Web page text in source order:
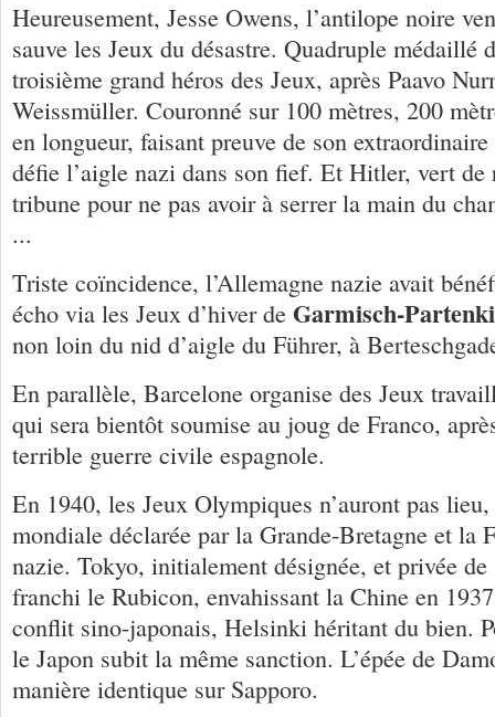
Heureusement, Jesse Owens, l’antilope noire
sauve les Jeux du désastre. Quadruple médaillé
troisième grand héros des Jeux, après Paavo
Weissmüller. Couronné sur 100 mètres, 200
en longueur, faisant preuve de son
défie l’aigle nazi dans son fief. Et Hitler, vert de
tribune pour ne pas avoir à serrer la main du
...
Triste coïncidence, l’Allemagne nazie avait
écho via les Jeux d’hiver de Garmisch-
non loin du nid d’aigle du Führer, à
En parallèle, Barcelone organise des Jeux
qui sera bientôt soumise au joug de Franco,
terrible guerre civile espagnole.
En 1940, les Jeux Olympiques n’auront pas
mondiale déclarée par la Grande-Bretagne et la
nazie. Tokyo, initialement désignée, et privée de
franchi le Rubicon, envahissant la Chine en
conflit sino-japonais, Helsinki héritant du bien.
le Japon subit la même sanction. L’épée de
manière identique sur Sapporo.